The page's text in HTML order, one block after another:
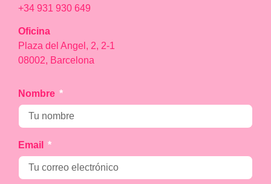
+34 931 930 649
Oficina
Plaza del Angel, 2, 2-1
08002, Barcelona
Nombre
Email